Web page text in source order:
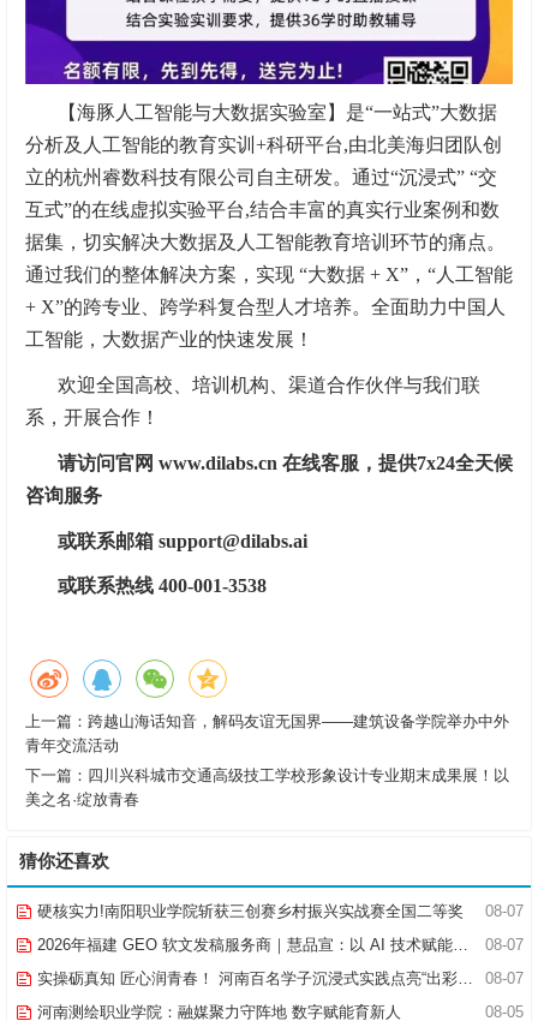
【海豚人工智能与大数据实验室】是“一站式”大数据
分析及人工智能的教育实训+科研平台,由北美海归团队创
立的杭州睿数科技有限公司自主研发。通过“沉浸式” “交
互式”的在线虚拟实验平台,结合丰富的真实行业案例和数
据集，切实解决大数据及人工智能教育培训环节的痛点。
通过我们的整体解决方案，实现 “大数据 + X”，“人工智能
+ X”的跨专业、跨学科复合型人才培养。全面助力中国人
工智能，大数据产业的快速发展！
欢迎全国高校、培训机构、渠道合作伙伴与我们联
系，开展合作！
请访问官网 www.dilabs.cn 在线客服，提供7x24全天候
咨询服务
或联系邮箱 support@dilabs.ai
或联系热线 400-001-3538
上一篇： 跨越山海话知音，解码友谊无国界——建筑设备学院举办中外
青年交流活动
下一篇： 四川兴科城市交通高级技工学校形象设计专业期末成果展！以
美之名·绽放青春
猜你还喜欢
08-07
硬核实力!南阳职业学院斩获三创赛乡村振兴实战赛全国二等奖
08-07
2026年福建 GEO 软文发稿服务商｜慧品宣：以 AI 技术赋能品牌全域传播
08-07
实操砺真知 匠心润青春！ 河南百名学子沉浸式实践点亮“出彩中原”实践路
08-05
河南测绘职业学院：融媒聚力守阵地 数字赋能育新人